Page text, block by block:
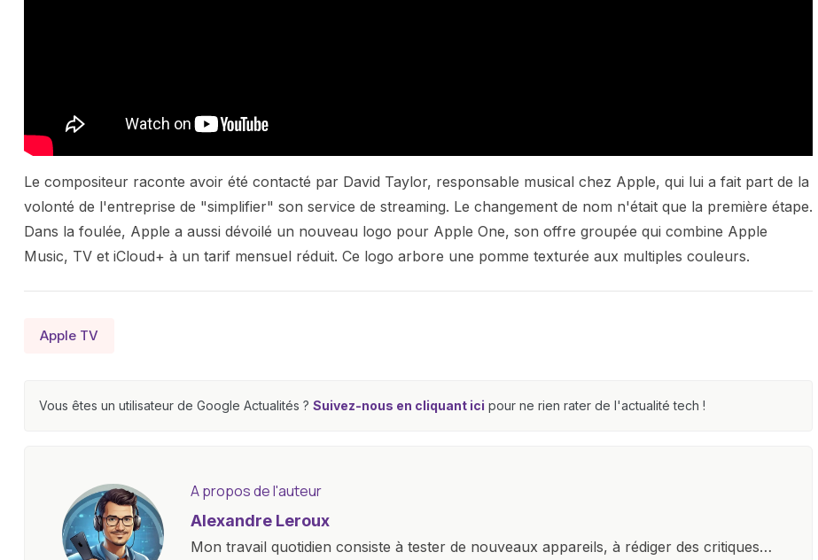
Le compositeur raconte avoir été contacté par David Taylor, responsable musical chez Apple, qui lui a fait part de la
volonté de l'entreprise de "simplifier" son service de streaming. Le changement de nom n'était que la première étape.
Dans la foulée, Apple a aussi dévoilé un nouveau logo pour Apple One, son offre groupée qui combine Apple
Music, TV et iCloud+ à un tarif mensuel réduit. Ce logo arbore une pomme texturée aux multiples couleurs.
Apple TV
Vous êtes un utilisateur de Google Actualités ? Suivez-nous en cliquant ici pour ne rien rater de l'actualité tech !
A propos de l'auteur
Alexandre Leroux
Mon travail quotidien consiste à tester de nouveaux appareils, à rédiger des critiques